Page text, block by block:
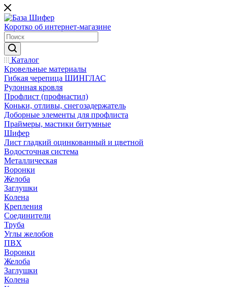
Коротко об интернет-магазине
Каталог
Кровельные материалы
Гибкая черепица ШИНГЛАС
Рулонная кровля
Профлист (профнастил)
Коньки, отливы, снегозадержатель
Доборные элементы для профлиста
Праймеры, мастики битумные
Шифер
Лист гладкий оцинкованный и цветной
Водосточная система
Металлическая
Воронки
Желоба
Заглушки
Колена
Крепления
Соединители
Труба
Углы желобов
ПВХ
Воронки
Желоба
Заглушки
Колена